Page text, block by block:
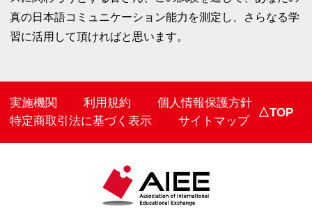
真の日本語コミュニケーション能力を測定し、さらなる学
習に活用して頂ければと思います。
実施機関 利用規約
個人情報保護方針
特定商取引法に基づく表示
サイトマップ
△TOP